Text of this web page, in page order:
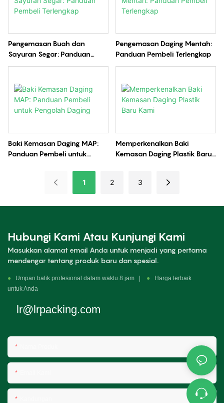
Pengemasan Buah dan
Sayuran Segar: Panduan
Pembeli Terlengkap
Pengemasan Daging Mentah:
Panduan Pembeli Terlengkap
Baki Kemasan Daging MAP:
Panduan Pembeli untuk
Memperkenalkan Baki
Kemasan Daging Plastik Baru
1 2 3
Hubungi Kami Atau Kunjungi Kami
Masukkan alamat email Anda untuk menjadi yang pertama
mendengar tentang produk baru dan spesial.
● Umpan balik profesional dalam waktu 8 jam | ●
Harga terbaik
untuk Anda
lr@lrpacking.com